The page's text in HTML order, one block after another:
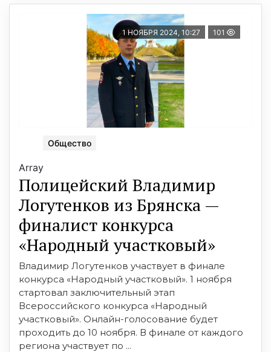
1 НОЯБРЯ 2024, 10:27 101
Общество
Array
Полицейский Владимир
Логутенков из Брянска —
финалист конкурса
«Народный участковый»
Владимир Логутенков участвует в финале
конкурса «Народный участковый». 1 ноября
стартовал заключительный этап
Всероссийского конкурса «Народный
участковый». Онлайн-голосование будет
проходить до 10 ноября. В финале от каждого
региона участвует по ...